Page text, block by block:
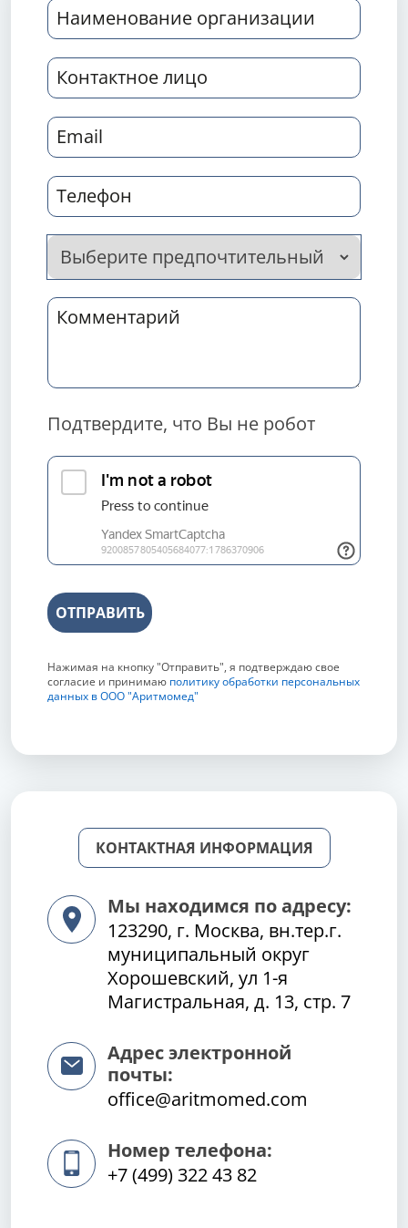
Подтвердите, что Вы не робот
ОТПРАВИТЬ
Нажимая на кнопку "Отправить", я подтверждаю свое
согласие и принимаю политику обработки персональных
данных в ООО "Аритмомед"
КОНТАКТНАЯ ИНФОРМАЦИЯ
Мы находимся по адресу:
123290, г. Москва, вн.тер.г.
муниципальный округ
Хорошевский, ул 1-я
Магистральная, д. 13, стр. 7
Адрес электронной
почты:
office@aritmomed.com
Номер телефона:
+7 (499) 322 43 82